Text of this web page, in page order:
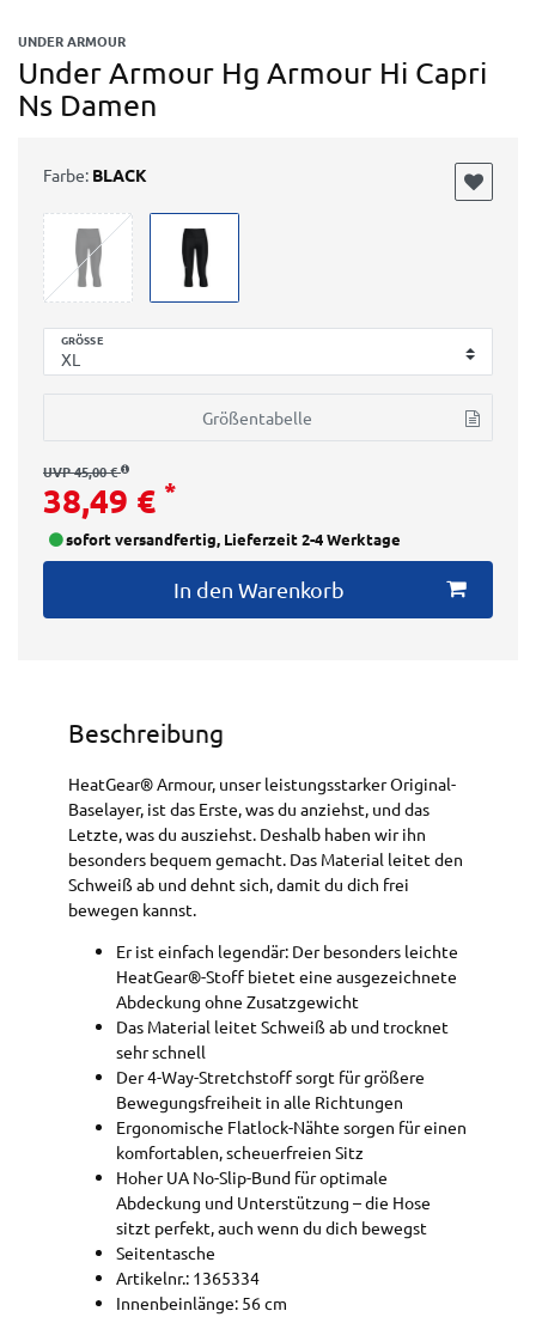
UNDER ARMOUR
Under Armour Hg Armour Hi Capri
Ns Damen
GRÖSSE
Größentabelle
Farbe: BLACK
UVP 45,00 €
38,49 € *
sofort versandfertig, Lieferzeit 2-4 Werktage
In den Warenkorb
Beschreibung
HeatGear® Armour, unser leistungsstarker Original-
Baselayer, ist das Erste, was du anziehst, und das
Letzte, was du ausziehst. Deshalb haben wir ihn
besonders bequem gemacht. Das Material leitet den
Schweiß ab und dehnt sich, damit du dich frei
bewegen kannst.
Er ist einfach legendär: Der besonders leichte
HeatGear®-Stoff bietet eine ausgezeichnete
Abdeckung ohne Zusatzgewicht
Das Material leitet Schweiß ab und trocknet
sehr schnell
Der 4-Way-Stretchstoff sorgt für größere
Bewegungsfreiheit in alle Richtungen
Ergonomische Flatlock-Nähte sorgen für einen
komfortablen, scheuerfreien Sitz
Hoher UA No-Slip-Bund für optimale
Abdeckung und Unterstützung – die Hose
sitzt perfekt, auch wenn du dich bewegst
Seitentasche
Artikelnr.: 1365334
Innenbeinlänge: 56 cm